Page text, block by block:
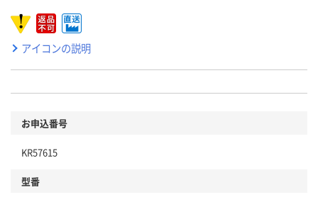
アイコンの説明
お申込番号
KR57615
型番